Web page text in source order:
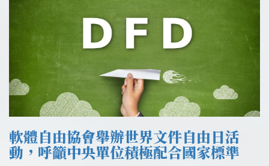
軟體自由協會舉辦世界文件自由日活
動，呼籲中央單位積極配合國家標準